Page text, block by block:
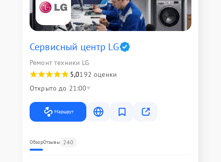
Сервисный центр LG
Ремонт техники LG
5,0192 оценки
Открыто до 21:00
Маршрут
ОбзорОтзывы 240